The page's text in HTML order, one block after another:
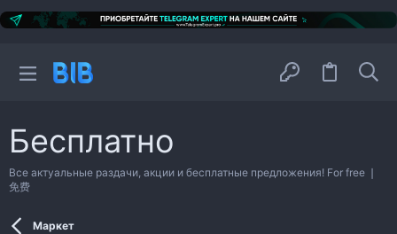
Бесплатно
Все актуальные раздачи, акции и бесплатные предложения! For free ❘
免费
Маркет